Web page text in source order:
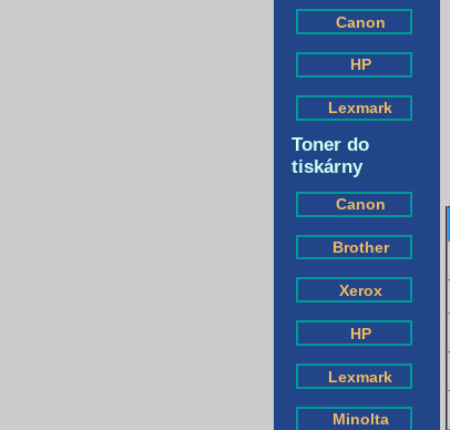
Canon
HP
Lexmark
Toner do
tiskárny
Canon
Brother
Xerox
HP
Lexmark
Minolta